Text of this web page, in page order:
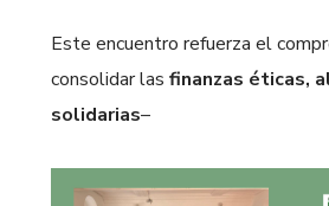
Este encuentro refuerza el
consolidar las finanzas éticas,
solidarias–